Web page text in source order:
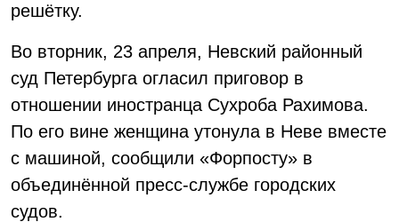
решётку.
Во вторник, 23 апреля, Невский районный
суд Петербурга огласил приговор в
отношении иностранца Сухроба Рахимова.
По его вине женщина утонула в Неве вместе
с машиной, сообщили «Форпосту» в
объединённой пресс-службе городских
судов.